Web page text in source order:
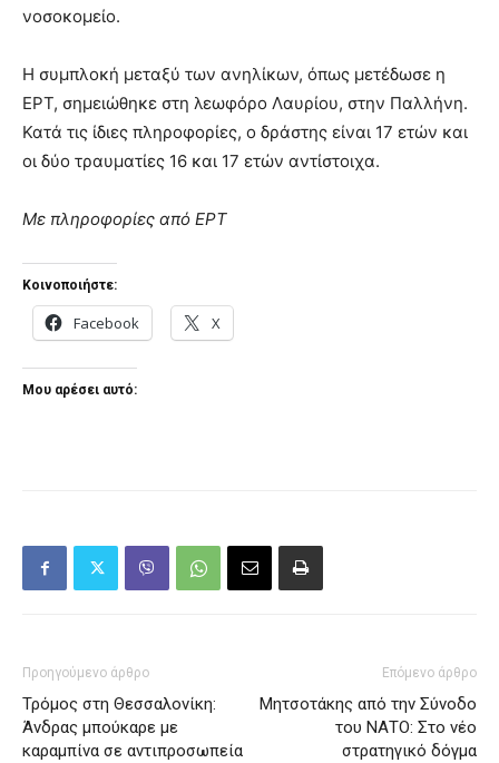
νοσοκομείο.
Η συμπλοκή μεταξύ των ανηλίκων, όπως μετέδωσε η
ΕΡΤ, σημειώθηκε στη λεωφόρο Λαυρίου, στην Παλλήνη.
Κατά τις ίδιες πληροφορίες, ο δράστης είναι 17 ετών και
οι δύο τραυματίες 16 και 17 ετών αντίστοιχα.
Με πληροφορίες από ΕΡΤ
Κοινοποιήστε:
Facebook X
Μου αρέσει αυτό:
Προηγούμενο άρθρο
Τρόμος στη Θεσσαλονίκη:
Άνδρας μπούκαρε με
καραμπίνα σε αντιπροσωπεία
Επόμενο άρθρο
Μητσοτάκης από την Σύνοδο
του ΝΑΤΟ: Στο νέο
στρατηγικό δόγμα